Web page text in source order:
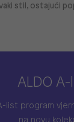
stil, ostajući
ALDO
list program